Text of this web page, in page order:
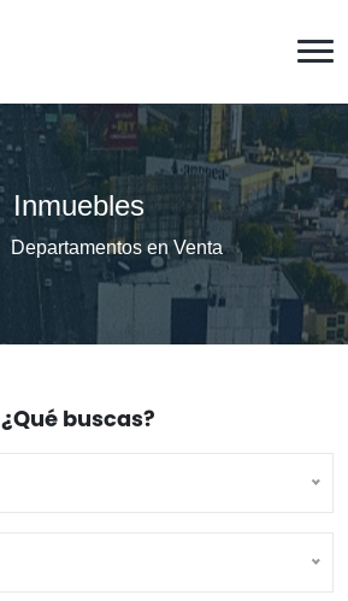
Inmuebles
Departamentos en Venta
¿Qué buscas?